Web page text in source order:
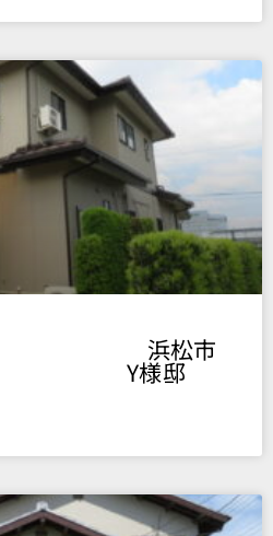
施工 浜松市
町 Y様邸